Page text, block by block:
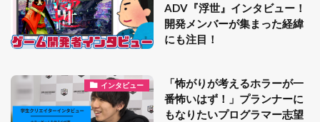
ADV『浮世』インタビュー！
開発メンバーが集まった経緯
にも注目！
インタビュー
「怖がりが考えるホラーが一
番怖いはず！」プランナーに
もなりたいプログラマー志望